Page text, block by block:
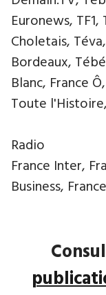
Euronews,
Choletais,
Bordeaux,
Blanc, France
Toute
Radio
France Inter,
Business,